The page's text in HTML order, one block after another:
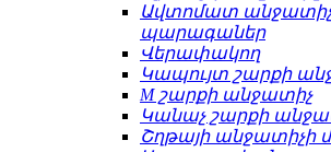
Ավտոմատ
պարագաներ
Վերափակող
Կապույտ շարքի
M շարքի անջատիչ
Կանաչ շարքի
Շղթայի անջատիչի